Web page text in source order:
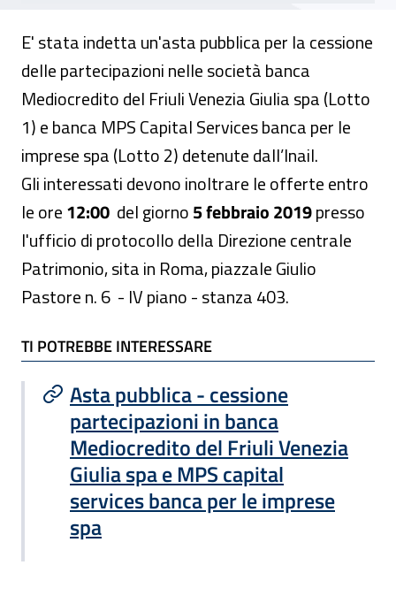
E' stata indetta un'asta pubblica per la cessione
delle partecipazioni nelle società banca
Mediocredito del Friuli Venezia Giulia spa (Lotto
1) e banca MPS Capital Services banca per le
imprese spa (Lotto 2) detenute dall’Inail.
Gli interessati devono inoltrare le offerte entro
le ore12:00 del giorno5 febbraio 2019presso
l'ufficio di protocollo della Direzione centrale
Patrimonio, sita in Roma, piazzale Giulio
Pastore n. 6 - IV piano - stanza 403.
TI POTREBBE INTERESSARE
TI POTREBBE INTERESSARE
Asta pubblica - cessione
partecipazioni in banca
Mediocredito del Friuli Venezia
Giulia spa e MPS capital
services banca per le imprese
spa